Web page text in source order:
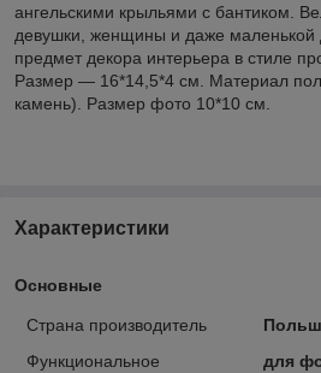
ангельскими крыльями с бантиком.
девушки, женщины и даже маленькой
предмет декора интерьера в стиле
Размер ― 16*14,5*4 см. Материал
камень). Размер фото 10*10 см.
Характеристики
Основные
Страна производитель
Функциональное
для